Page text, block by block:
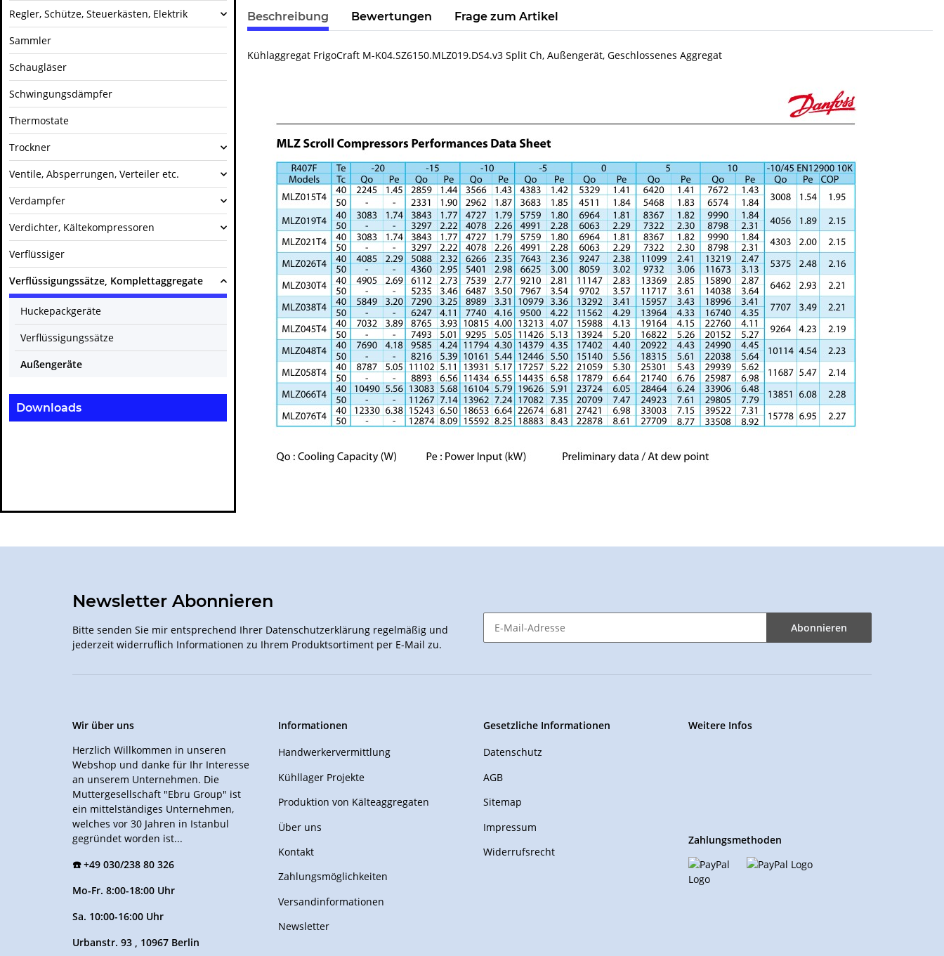
Beschreibung Bewertungen Frage zum Artikel
Kühlaggregat FrigoCraft M-K04.SZ6150.MLZ019.DS4.v3 Split Ch, Außengerät, Geschlossenes Aggregat
Regler, Schütze, Steuerkästen, Elektrik
Sammler
Schaugläser
Schwingungsdämpfer
Thermostate
Trockner
Ventile, Absperrungen, Verteiler etc.
Verdampfer
Verdichter, Kältekompressoren
Verflüssiger
Verflüssigungssätze, Komplettaggregate
Huckepackgeräte
Verflüssigungssätze
Außengeräte
Downloads
Newsletter Abonnieren
Bitte senden Sie mir entsprechend Ihrer Datenschutzerklärung regelmäßig und
jederzeit widerruflich Informationen zu Ihrem Produktsortiment per E-Mail zu.
Abonnieren
Wir über uns
Herzlich Willkommen in unseren
Webshop und danke für Ihr Interesse
an unserem Unternehmen. Die
Muttergesellschaft "Ebru Group" ist
ein mittelständiges Unternehmen,
welches vor 30 Jahren in Istanbul
gegründet worden ist...
☎️ +49 030/238 80 326
Mo-Fr. 8:00-18:00 Uhr
Sa. 10:00-16:00 Uhr
Urbanstr. 93 , 10967 Berlin
Informationen
Handwerkervermittlung
Kühllager Projekte
Produktion von Kälteaggregaten
Über uns
Kontakt
Zahlungsmöglichkeiten
Versandinformationen
Newsletter
Gesetzliche Informationen
Datenschutz
AGB
Sitemap
Impressum
Widerrufsrecht
Weitere Infos
Zahlungsmethoden